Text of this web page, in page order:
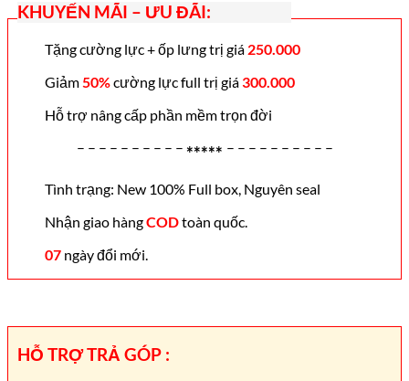
KHUYẾN MÃI – ƯU ĐÃI:
Tặng cường lực + ốp lưng trị giá 250.000
Giảm 50%cường lực full trị giá300.000
Hỗ trợ nâng cấp phần mềm trọn đời
– – – – – – – – – – ***** – – – – – – – – – –
Tình trạng: New 100% Full box, Nguyên seal
Nhận giao hàngCODtoàn quốc.
07 ngày đổi mới.
HỖ TRỢ TRẢ GÓP :